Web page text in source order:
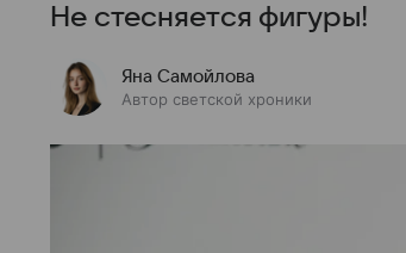
Не стесняется фигуры!
Яна Самойлова
Автор светской хроники